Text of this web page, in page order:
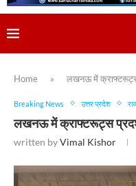
Home » लखनऊ में क्राफ्टरूट्स
Breaking News उत्तर प्रदेश
लखनऊ में क्राफ्टरूट्स
written byVimal Kishor